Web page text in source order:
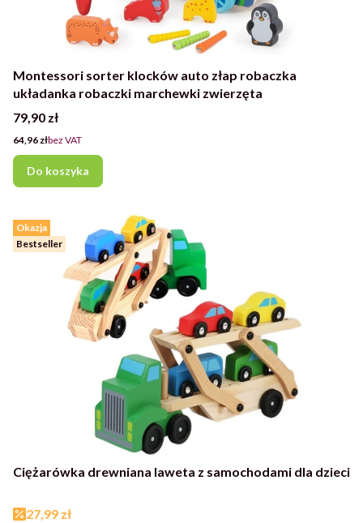
Montessori sorter klocków auto złap robaczka
układanka robaczki marchewki zwierzęta
Cena
79,90 zł
Cena
64,96 złbez VAT
Do koszyka
Okazja
Bestseller
Ciężarówka drewniana laweta z samochodami dla dzieci
Cena promocyjna
27,99 zł